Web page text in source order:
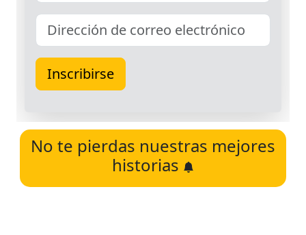
No te pierdas nuestras mejores
historias